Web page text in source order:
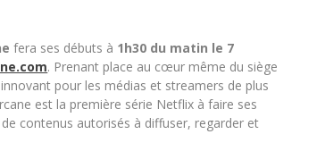
fera ses débuts à 1h30 du matin le 7
. Prenant place au cœur même du siège
pour les médias et streamers de plus
est la première série Netflix à faire ses
contenus autorisés à diffuser, regarder et